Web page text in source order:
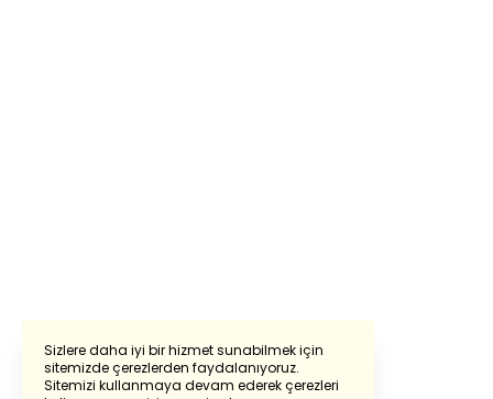
Sizlere daha iyi bir hizmet sunabilmek için
sitemizde çerezlerden faydalanıyoruz.
Sitemizi kullanmaya devam ederek çerezleri
Powered by Translate